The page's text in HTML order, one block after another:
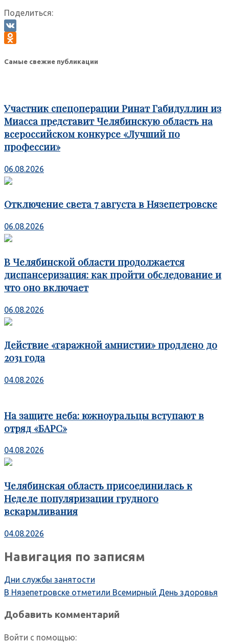
Поделиться:
VK
Самые свежие публикации
Участник спецоперации Ринат Габидуллин из
Миасса представит Челябинскую область на
всероссийском конкурсе «Лучший по
профессии»
06.08.2026
Отключение света 7 августа в Нязепетровске
06.08.2026
В Челябинской области продолжается
диспансеризация: как пройти обследование и
что оно включает
06.08.2026
Действие «гаражной амнистии» продлено до
2031 года
04.08.2026
На защите неба: южноуральцы вступают в
отряд «БАРС»
04.08.2026
Челябинская область присоединилась к
Неделе популяризации грудного
вскармливания
04.08.2026
Навигация по записям
Дни службы занятости
В Нязепетровске отметили Всемирный День здоровья
Добавить комментарий
Войти с помощью: